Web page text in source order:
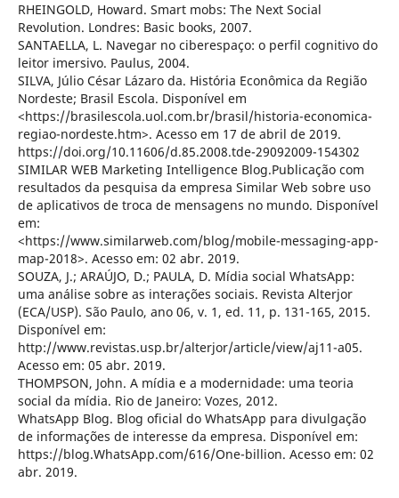
RHEINGOLD, Howard. Smart mobs: The Next Social
Revolution. Londres: Basic books, 2007.
SANTAELLA, L. Navegar no ciberespaço: o perfil cognitivo do
leitor imersivo. Paulus, 2004.
SILVA, Júlio César Lázaro da. História Econômica da Região
Nordeste; Brasil Escola. Disponível em
<https://brasilescola.uol.com.br/brasil/historia-economica-
regiao-nordeste.htm>. Acesso em 17 de abril de 2019.
https://doi.org/10.11606/d.85.2008.tde-29092009-154302
SIMILAR WEB Marketing Intelligence Blog.Publicação com
resultados da pesquisa da empresa Similar Web sobre uso
de aplicativos de troca de mensagens no mundo. Disponível
em:
<https://www.similarweb.com/blog/mobile-messaging-app-
map-2018>. Acesso em: 02 abr. 2019.
SOUZA, J.; ARAÚJO, D.; PAULA, D. Mídia social WhatsApp:
uma análise sobre as interações sociais. Revista Alterjor
(ECA/USP). São Paulo, ano 06, v. 1, ed. 11, p. 131-165, 2015.
Disponível em:
http://www.revistas.usp.br/alterjor/article/view/aj11-a05.
Acesso em: 05 abr. 2019.
THOMPSON, John. A mídia e a modernidade: uma teoria
social da mídia. Rio de Janeiro: Vozes, 2012.
WhatsApp Blog. Blog oficial do WhatsApp para divulgação
de informações de interesse da empresa. Disponível em:
https://blog.WhatsApp.com/616/One-billion. Acesso em: 02
abr. 2019.